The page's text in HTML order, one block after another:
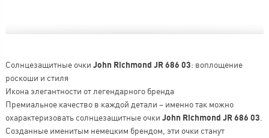
Солнцезащитные очки John Richmond JR 686 03: воплощение
роскоши и стиля
Икона элегантности от легендарного бренда
Премиальное качество в каждой детали – именно так можно
охарактеризовать солнцезащитные очки John Richmond JR 686 03
Созданные именитым немецким брендом, эти очки станут